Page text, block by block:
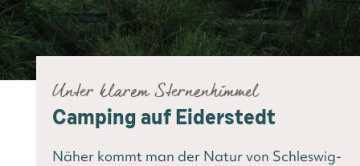
Unter klarem Sternenhimmel
Camping auf Eiderstedt
Näher kommt man der Natur von Schleswig-